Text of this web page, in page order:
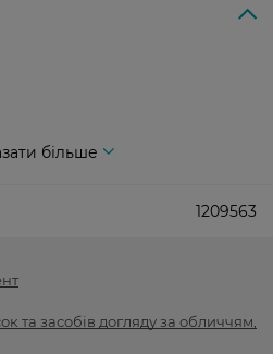
більше
1209563
та засобів догляду за обличчям,